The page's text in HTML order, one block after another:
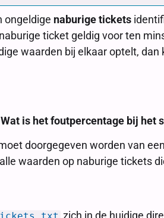
ongeldige naburige tickets
ticket geldig voor ten
waarden bij elkaar optelt,
Wat is het foutpercentage bij het
doorgegeven worden van
waarden op naburige tickets
zich in de huidige